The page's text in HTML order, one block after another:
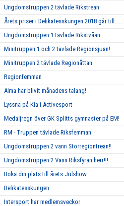
Ungdomstruppen 2 tävlade Rikstrean
Årets priser i Delikatesskungen 2018 går till......
Ungdomstruppen 1 tävlade Rikstvåan
Minitruppen 1 och 2 tävlade Regionsjuan!
Minitruppen 2 tävlade Regionåttan
Regionfemman
Alma har blivit månadens talang!
Lyssna på Kia i Activesport
Medaljregn över GK Splitts gymnaster på EM!
RM - Truppen tävlade Riksfemman
Ungdomstruppen 2 vann Storregiontrean!!
Ungdomstruppen 2 Vann Riksfyran herr!!!
Boka din plats till årets Julshow
Delikatesskungen
Intersport har medlemsveckor